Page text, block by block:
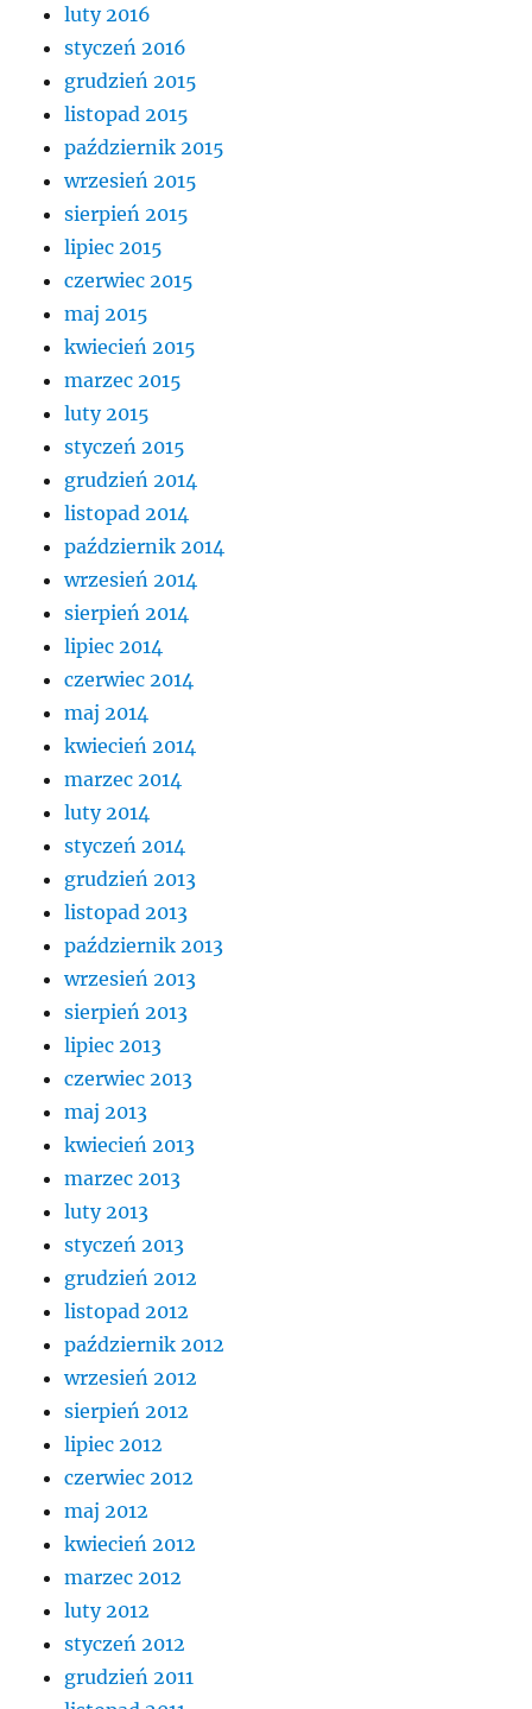
luty 2016
styczeń 2016
grudzień 2015
listopad 2015
październik 2015
wrzesień 2015
sierpień 2015
lipiec 2015
czerwiec 2015
maj 2015
kwiecień 2015
marzec 2015
luty 2015
styczeń 2015
grudzień 2014
listopad 2014
październik 2014
wrzesień 2014
sierpień 2014
lipiec 2014
czerwiec 2014
maj 2014
kwiecień 2014
marzec 2014
luty 2014
styczeń 2014
grudzień 2013
listopad 2013
październik 2013
wrzesień 2013
sierpień 2013
lipiec 2013
czerwiec 2013
maj 2013
kwiecień 2013
marzec 2013
luty 2013
styczeń 2013
grudzień 2012
listopad 2012
październik 2012
wrzesień 2012
sierpień 2012
lipiec 2012
czerwiec 2012
maj 2012
kwiecień 2012
marzec 2012
luty 2012
styczeń 2012
grudzień 2011